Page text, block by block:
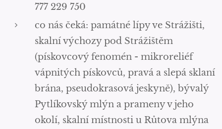
777 229 750
co nás čeká: památné lípy ve Strážišti,
skalní výchozy pod Strážištěm
(pískovcový fenomén - mikroreliéf
vápnitých pískovců, pravá a slepá sklaní
brána, pseudokrasová jeskyně), bývalý
Pytlíkovský mlýn a prameny v jeho
okolí, skalní místnosti u Růtova mlýna